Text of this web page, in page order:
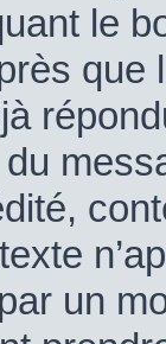
le
que
un